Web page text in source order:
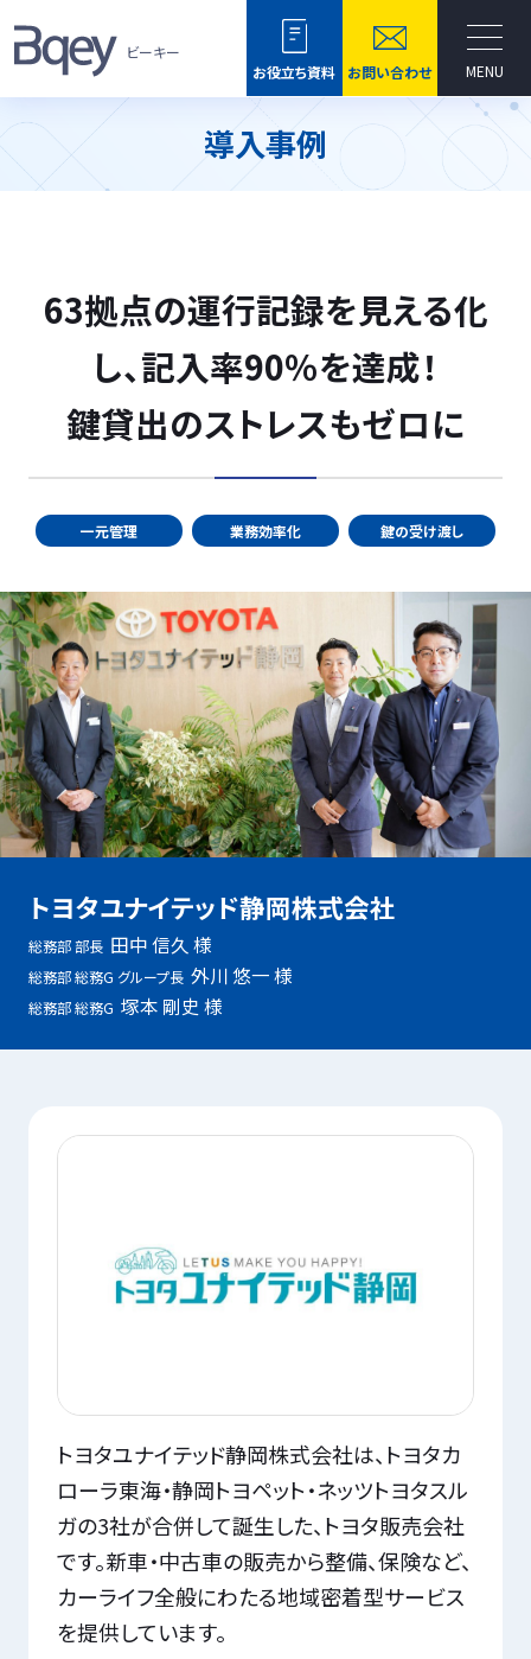
ビーキー
お役立ち資料
お問い合わせ MENU
導入事例
63拠点の運行記録を見える化
し、記入率90％を達成！
鍵貸出のストレスもゼロに
一元管理 業務効率化 鍵の受け渡し
トヨタユナイテッド静岡株式会社
総務部 部長 田中 信久 様
総務部 総務G グループ長 外川 悠一 様
総務部 総務G 塚本 剛史 様
トヨタユナイテッド静岡株式会社は、トヨタカ
ローラ東海・静岡トヨペット・ネッツトヨタスル
ガの3社が合併して誕生した、トヨタ販売会社
です。新車・中古車の販売から整備、保険など、
カーライフ全般にわたる地域密着型サービス
を提供しています。